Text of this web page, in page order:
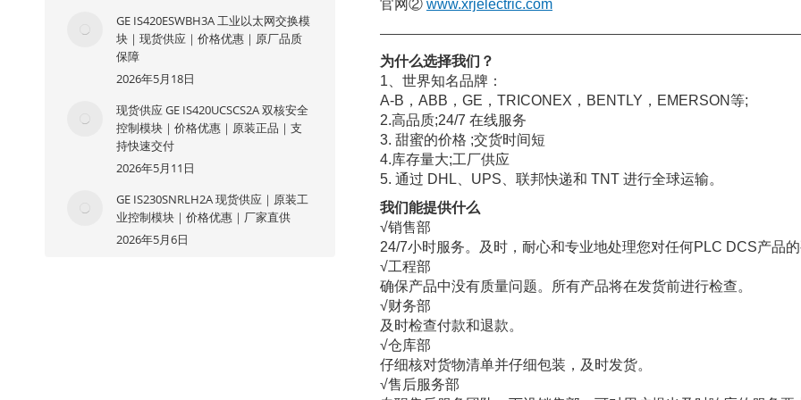
官网② www.xrjelectric.com
为什么选择我们？
1、世界知名品牌：
A-B，ABB，GE，TRICONEX，BENTLY，EMERSON等;
2.高品质;24/7 在线服务
3. 甜蜜的价格 ;交货时间短
4.库存量大;工厂供应
5. 通过 DHL、UPS、联邦快递和 TNT 进行全球运输。
我们能提供什么
√销售部
24/7小时服务。及时，耐心和专业地处理您对任何PLC DCS产品的
√工程部
确保产品中没有质量问题。所有产品将在发货前进行检查。
√财务部
及时检查付款和退款。
√仓库部
仔细核对货物清单并仔细包装，及时发货。
√售后服务部
GE IS420ESWBH3A 工业以太网交换模
块｜现货供应｜价格优惠｜原厂品质
保障
2026年5月18日
现货供应 GE IS420UCSCS2A 双核安全
控制模块｜价格优惠｜原装正品｜支
持快速交付
2026年5月11日
GE IS230SNRLH2A 现货供应｜原装工
业控制模块｜价格优惠｜厂家直供
2026年5月6日